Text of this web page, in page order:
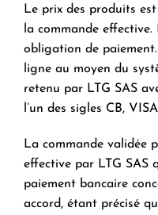
Le prix des produits
la commande effective.
obligation de
ligne au moyen du
retenu par LTG SAS
l’un des sigles CB,
La commande validée
effective par LTG SAS
paiement bancaire
accord, étant précisé